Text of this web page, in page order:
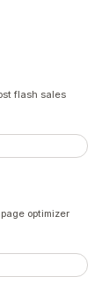
flash sales
optimizer